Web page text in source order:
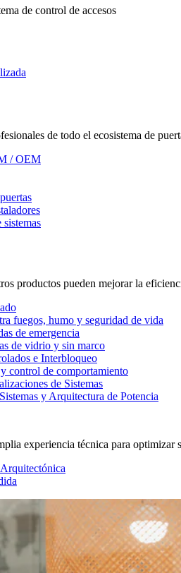
de control de accesos
de todo el ecosistema de
/ OEM
sistemas
productos pueden mejorar la
fuegos, humo y seguridad de vida
de emergencia
de vidrio y sin marco
e Interbloqueo
control de comportamiento
de Sistemas
y Arquitectura de Potencia
experiencia técnica para optimizar